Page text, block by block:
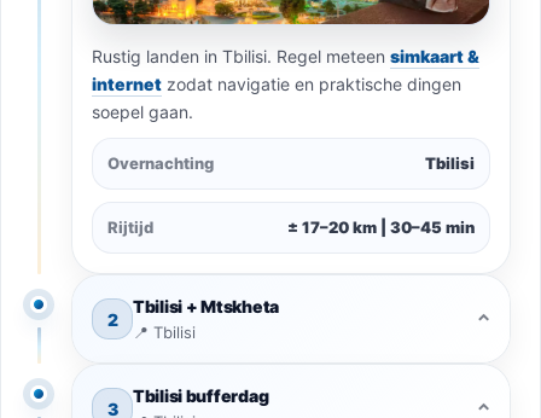
Rustig landen in Tbilisi. Regel meteen simkaart &
internet zodat navigatie en praktische dingen
soepel gaan.
Overnachting Tbilisi
Rijtijd ± 17–20 km | 30–45 min
2
Tbilisi + Mtskheta
📍 Tbilisi
⌃
3
Tbilisi bufferdag
⌃